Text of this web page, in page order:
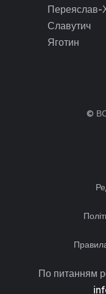
Переяслав-
Славутич
Яготин
©
По питанням